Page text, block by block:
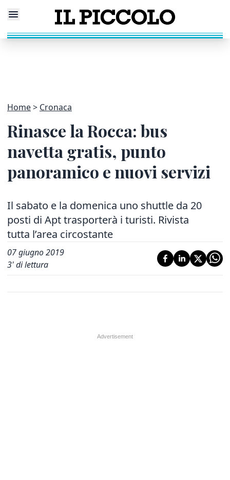
Home Cronaca
Rinasce la Rocca: bus
navetta gratis, punto
panoramico e nuovi servizi
Il sabato e la domenica uno shuttle da 20
posti di Apt trasporterà i turisti. Rivista
tutta l’area circostante
07 giugno 2019
3' di lettura